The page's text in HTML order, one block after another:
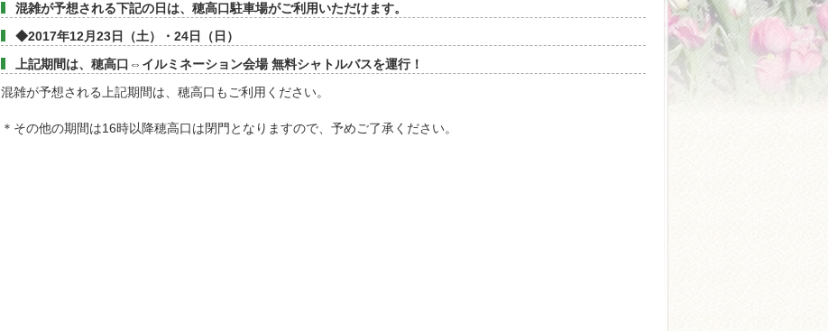
混雑が予想される下記の日は、穂高口駐車場がご利用いただけます。
◆2017年12月23日（土）・24日（日）
上記期間は、穂高口⇔イルミネーション会場 無料シャトルバスを運行！
混雑が予想される上記期間は、穂高口もご利用ください。
＊その他の期間は16時以降穂高口は閉門となりますので、予めご了承ください。